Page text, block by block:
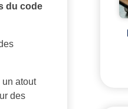
du code
atout
des